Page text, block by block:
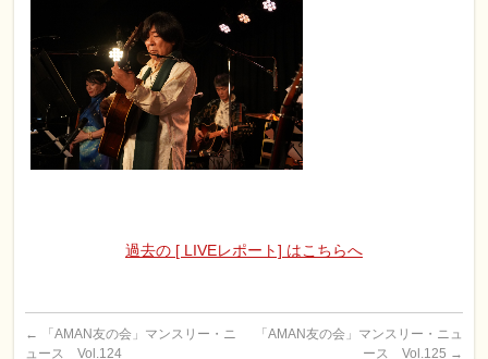
過去の [ LIVEレポート] はこちらへ
←
「AMAN友の会」マンスリー・ニ
ュース Vol.124
「AMAN友の会」マンスリー・ニュ
ース Vol.125 →